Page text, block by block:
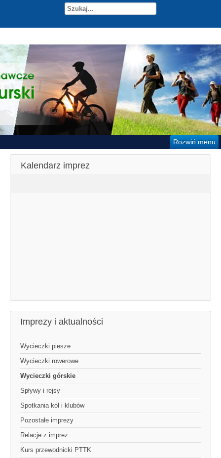
Rozwiń menu
Kalendarz imprez
Imprezy i aktualności
Wycieczki piesze
Wycieczki rowerowe
Wycieczki górskie
Spływy i rejsy
Spotkania kół i klubów
Pozostałe imprezy
Relacje z imprez
Kurs przewodnicki PTTK